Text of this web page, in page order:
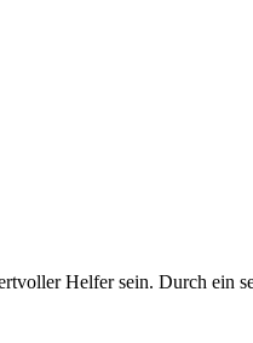
Helfer sein. Durch ein